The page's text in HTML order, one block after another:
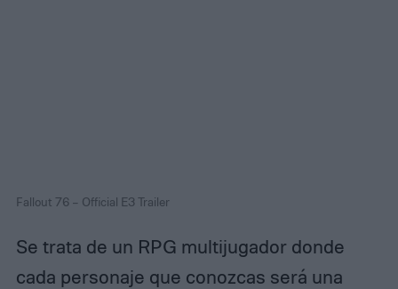
Fallout 76 – Official E3 Trailer
Se trata de un RPG multijugador donde
cada personaje que conozcas será una